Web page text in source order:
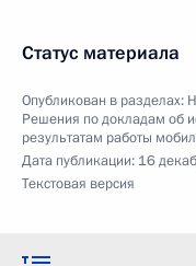
Статус материала
Опубликован в разделах:
Решения по докладам об
результатам работы
Дата публикации: 16
Текстовая версия